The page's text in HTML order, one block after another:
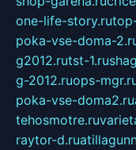
one-life-story.ru
poka-vse-doma-
g2012.rutst-1.ru
g-2012.ruops-
poka-vse-doma2.ru
tehosmotre.ru
raytor-d.ru